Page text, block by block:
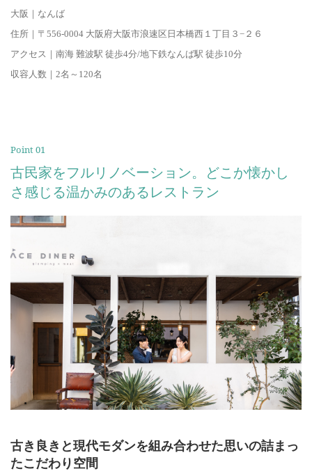
大阪｜ なんば
住所｜ 〒556-0004 大阪府大阪市浪速区日本橋西１丁目３−２６
アクセス｜ 南海 難波駅 徒歩4分/地下鉄なんば駅 徒歩10分
収容人数｜ 2名～120名
Point 01
古民家をフルリノベーション。どこか懐かし
さ感じる温かみのあるレストラン
古き良きと現代モダンを組み合わせた思いの詰まっ
たこだわり空間